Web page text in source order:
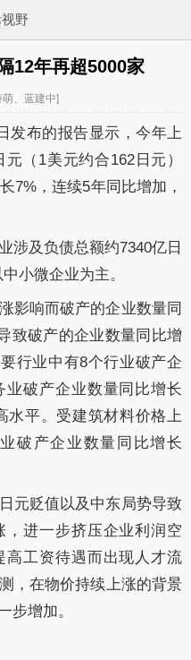
野
12年再超5000家
萌、蓝建中]
发布的报告显示，今年上
（1美元约合162日元）
7%，连续5年同比增加，
涉及负债总额约7340亿日
小微企业为主。
影响而破产的企业数量同
致破产的企业数量同比增
行业中有8个行业破产企
业破产企业数量同比增长
水平。受建筑材料价格上
破产企业数量同比增长
元贬值以及中东局势导致
，进一步挤压企业利润空
高工资待遇而出现人才流
，在物价持续上涨的背景
步增加。